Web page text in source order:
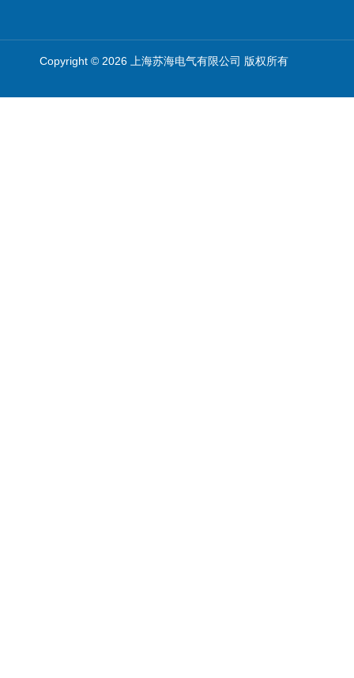
Copyright © 2026 上海苏海电气有限公司 版权所有